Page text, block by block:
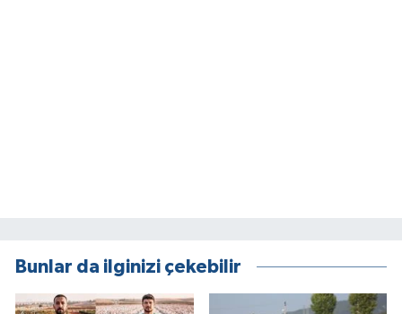
Bunlar da ilginizi çekebilir